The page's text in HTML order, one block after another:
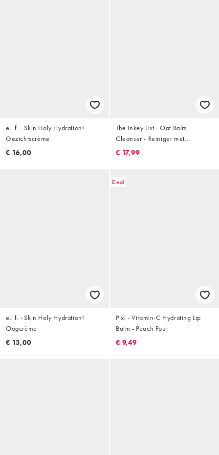
e.l.f. - Skin Holy Hydration!
Gezichtscrème
€ 16,00
The Inkey List - Oat Balm
Cleanser - Reiniger met
haverbalsem: 150ml
€ 17,99
e.l.f. - Skin Holy Hydration!
Oogcrème
€ 13,00
Deal
Pixi - Vitamin-C Hydrating Lip
Balm - Peach Pout
€ 9,49